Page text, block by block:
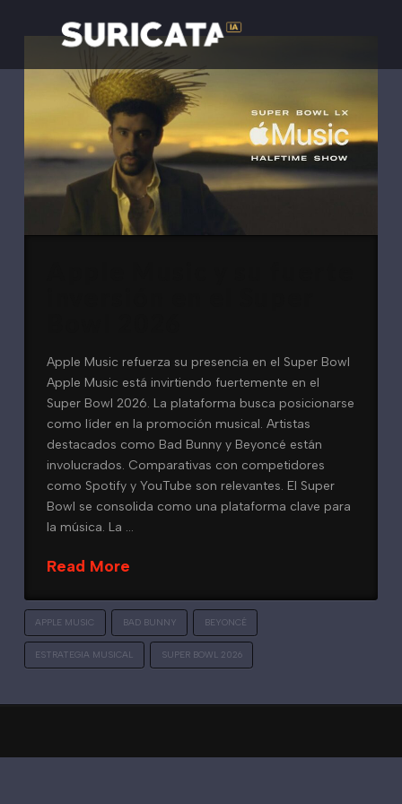
Apple Music refuerza su presencia en el Super Bowl
Apple Music está invirtiendo fuertemente en el
Super Bowl 2026. La plataforma busca posicionarse
como líder en la promoción musical. Artistas
destacados como Bad Bunny y Beyoncé están
involucrados. Comparativas con competidores
como Spotify y YouTube son relevantes. El Super
Bowl se consolida como una plataforma clave para
la música. La …
Read More
APPLE MUSIC BAD BUNNY BEYONCÉ
ESTRATEGIA MUSICAL SUPER BOWL 2026